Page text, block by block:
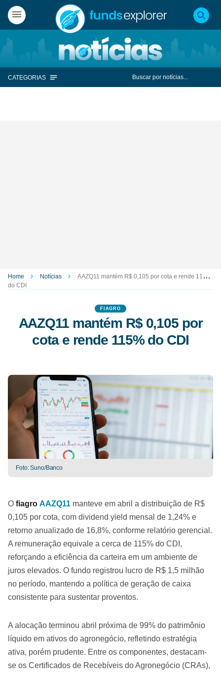
CATEGORIAS
Home Notícias
AAZQ11 mantém R$ 0,105 por cota e rende 115%
do CDI
FIAGRO
AAZQ11 mantém R$ 0,105 por
cota e rende 115% do CDI
Foto: Suno/Banco
O fiagro AAZQ11 manteve em abril a distribuição de R$
0,105 por cota, com dividend yield mensal de 1,24% e
retorno anualizado de 16,8%, conforme relatório gerencial.
A remuneração equivale a cerca de 115% do CDI,
reforçando a eficiência da carteira em um ambiente de
juros elevados. O fundo registrou lucro de R$ 1,5 milhão
no período, mantendo a política de geração de caixa
consistente para sustentar proventos.
A alocação terminou abril próxima de 99% do patrimônio
líquido em ativos do agronegócio, refletindo estratégia
ativa, porém prudente. Entre os componentes, destacam-
se os Certificados de Recebíveis do Agronegócio (CRAs),